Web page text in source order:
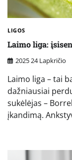
LIGOS
Laimo liga:
2025 24 Lapkričio
Laimo liga – tai
dažniausiai
sukėlėjas –
įkandimą.